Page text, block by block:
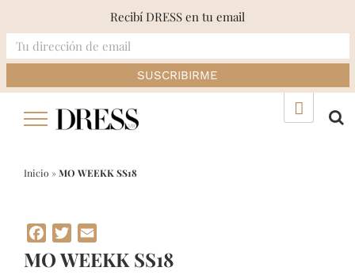
Inicio »MO WEEKK SS18
Facebook
Twitter
MO WEEKK SS18
Recibí DRESS en tu email